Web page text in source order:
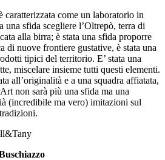
come un laboratorio in
una sfida scegliere l’Oltrepò, terra di
alla birra; è stata una sfida proporre
di nuove frontiere gustative, è stata una
tipici del territorio. E’ stata una
miscelare insieme tutti questi elementi.
all’originalità e a una squadra affiatata,
non sarà più una sfida ma una
(incredibile ma vero) imitazioni sul